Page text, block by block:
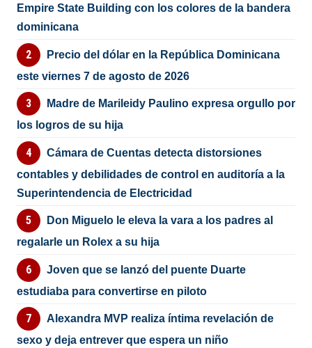
Empire State Building con los colores de la bandera
dominicana
Precio del dólar en la República Dominicana
este viernes 7 de agosto de 2026
Madre de Marileidy Paulino expresa orgullo por
los logros de su hija
Cámara de Cuentas detecta distorsiones
contables y debilidades de control en auditoría a la
Superintendencia de Electricidad
Don Miguelo le eleva la vara a los padres al
regalarle un Rolex a su hija
Joven que se lanzó del puente Duarte
estudiaba para convertirse en piloto
Alexandra MVP realiza íntima revelación de
sexo y deja entrever que espera un niño